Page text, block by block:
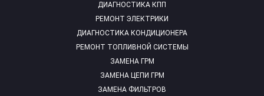
ДИАГНОСТИКА КПП
РЕМОНТ ЭЛЕКТРИКИ
ДИАГНОСТИКА КОНДИЦИОНЕРА
РЕМОНТ ТОПЛИВНОЙ СИСТЕМЫ
ЗАМЕНА ГРМ
ЗАМЕНА ЦЕПИ ГРМ
ЗАМЕНА ФИЛЬТРОВ